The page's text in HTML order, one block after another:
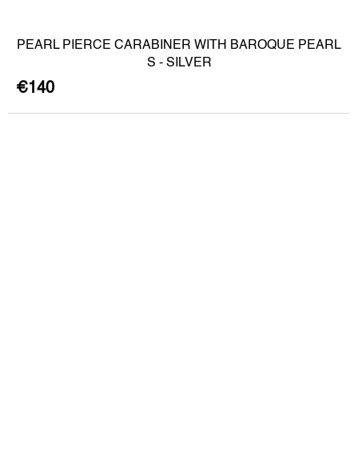
PEARL PIERCE CARABINER WITH BAROQUE PEARL
S - SILVER
€140